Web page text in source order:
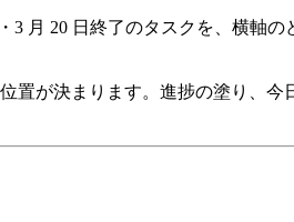
3 月 20 日終了のタスクを、横軸
置が決まります。進捗の塗り、